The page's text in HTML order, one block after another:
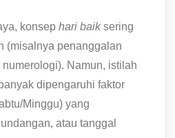
konsep hari baiksering
(misalnya penanggalan
Namun, istilah
dipengaruhi faktor
Minggu) yang
atau tanggal